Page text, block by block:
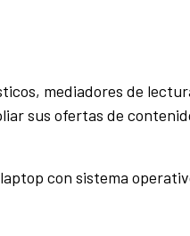
mediadores de
sus ofertas de
con sistema